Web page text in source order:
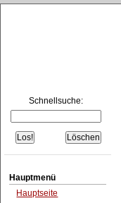
Schnellsuche:
Hauptmenü
Hauptseite